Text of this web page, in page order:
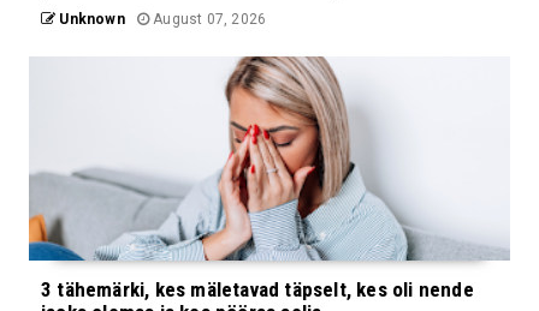
Unknown August 07, 2026
3 tähemärki, kes mäletavad täpselt, kes oli nende